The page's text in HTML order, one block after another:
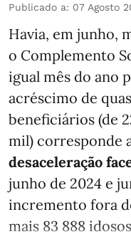
Publicado a: 07 Agosto
Havia, em junho,
o Complemento
igual mês do ano
acréscimo de
beneficiários (de
mil) corresponde
desaceleração
junho de 2024 e
incremento fora
mais 83 888